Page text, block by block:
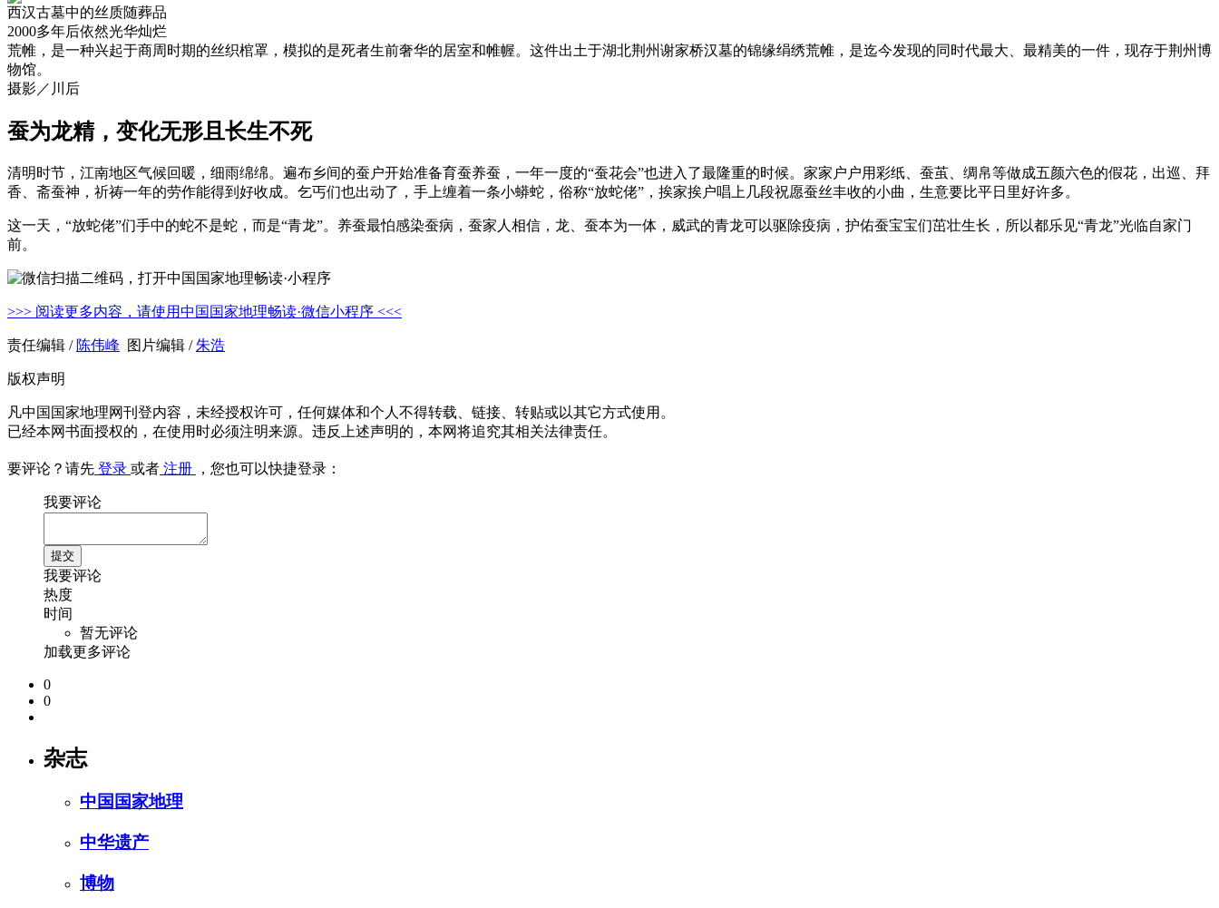
西汉古墓中的丝质随葬品
2000多年后依然光华灿烂
荒帷，是一种兴起于商周时期的丝织棺罩，模拟的是死者生前奢华的居室和帷幄。这件出土于湖北荆州谢家桥汉墓的锦缘绢绣荒帷，是迄今发现的同时代最大、最精美的一件，现存于荆州博
物馆。
摄影／川后
蚕为龙精，变化无形且长生不死
清明时节，江南地区气候回暖，细雨绵绵。遍布乡间的蚕户开始准备育蚕养蚕，一年一度的“蚕花会”也进入了最隆重的时候。家家户户用彩纸、蚕茧、绸帛等做成五颜六色的假花，出巡、拜
香、斋蚕神，祈祷一年的劳作能得到好收成。乞丐们也出动了，手上缠着一条小蟒蛇，俗称“放蛇佬”，挨家挨户唱上几段祝愿蚕丝丰收的小曲，生意要比平日里好许多。
这一天，“放蛇佬”们手中的蛇不是蛇，而是“青龙”。养蚕最怕感染蚕病，蚕家人相信，龙、蚕本为一体，威武的青龙可以驱除疫病，护佑蚕宝宝们茁壮生长，所以都乐见“青龙”光临自家门
前。
>>> 阅读更多内容，请使用中国国家地理畅读·微信小程序 <<<
责任编辑 / 陈伟峰 图片编辑 /朱浩
版权声明
凡中国国家地理网刊登内容，未经授权许可，任何媒体和个人不得转载、链接、转贴或以其它方式使用。
已经本网书面授权的，在使用时必须注明来源。违反上述声明的，本网将追究其相关法律责任。
要评论？请先 登录 或者 注册 ，您也可以快捷登录：
我要评论
我要评论
热度
时间
暂无评论
加载更多评论
0
0
杂志
中国国家地理
中华遗产
博物